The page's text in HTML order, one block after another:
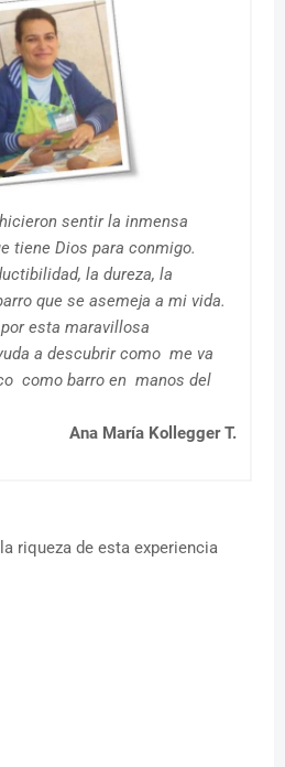
sentir la inmensa
tiene Dios para conmigo.
la dureza, la
que se asemeja a mi vida.
esta maravillosa
a descubrir como me va
como barro en manos del
Ana María Kollegger T.
riqueza de esta experiencia